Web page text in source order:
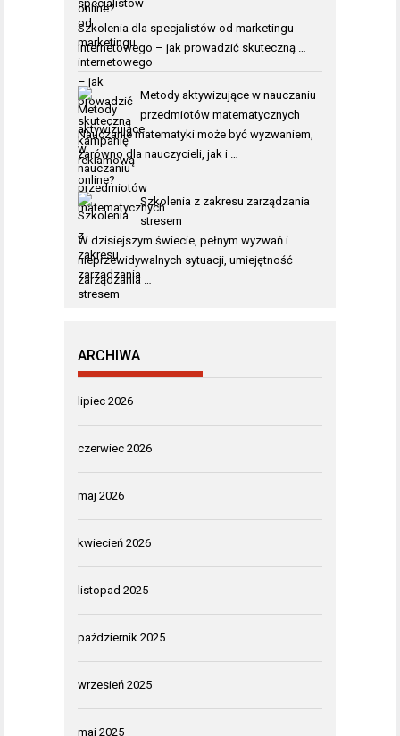
online?
Szkolenia dla specjalistów od marketingu
internetowego – jak prowadzić skuteczną …
Metody aktywizujące w nauczaniu
przedmiotów matematycznych
Nauczanie matematyki może być wyzwaniem,
zarówno dla nauczycieli, jak i …
Szkolenia z zakresu zarządzania
stresem
W dzisiejszym świecie, pełnym wyzwań i
nieprzewidywalnych sytuacji, umiejętność
zarządzania …
ARCHIWA
lipiec 2026
czerwiec 2026
maj 2026
kwiecień 2026
listopad 2025
październik 2025
wrzesień 2025
maj 2025